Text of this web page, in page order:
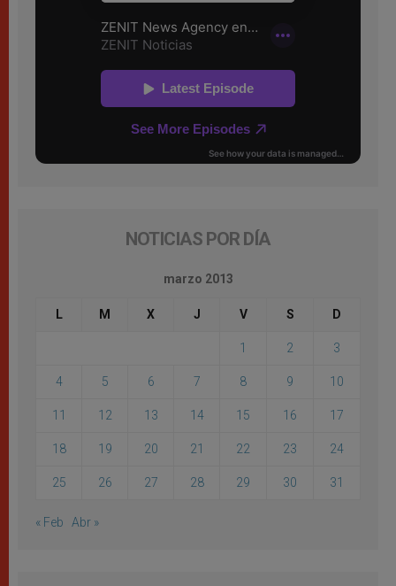
NOTICIAS POR DÍA
marzo 2013
L M X J V S D
1 2 3
4 5 6 7 8 9 10
11 12 13 14 15 16 17
18 19 20 21 22 23 24
25 26 27 28 29 30 31
« Feb Abr »